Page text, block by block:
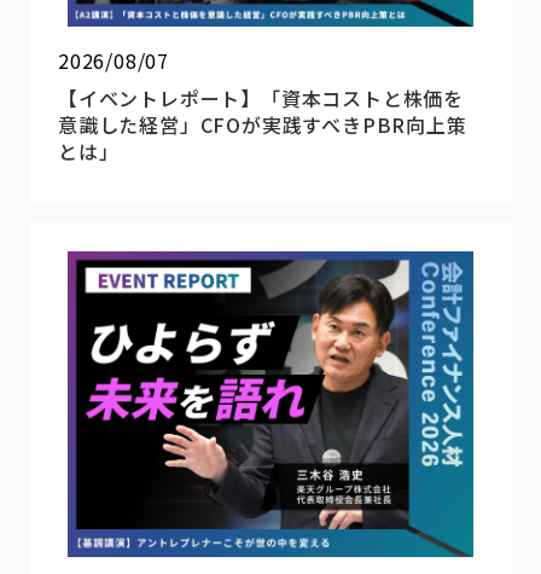
2026/08/07
【イベントレポート】「資本コストと株価を
意識した経営」CFOが実践すべきPBR向上策
とは」